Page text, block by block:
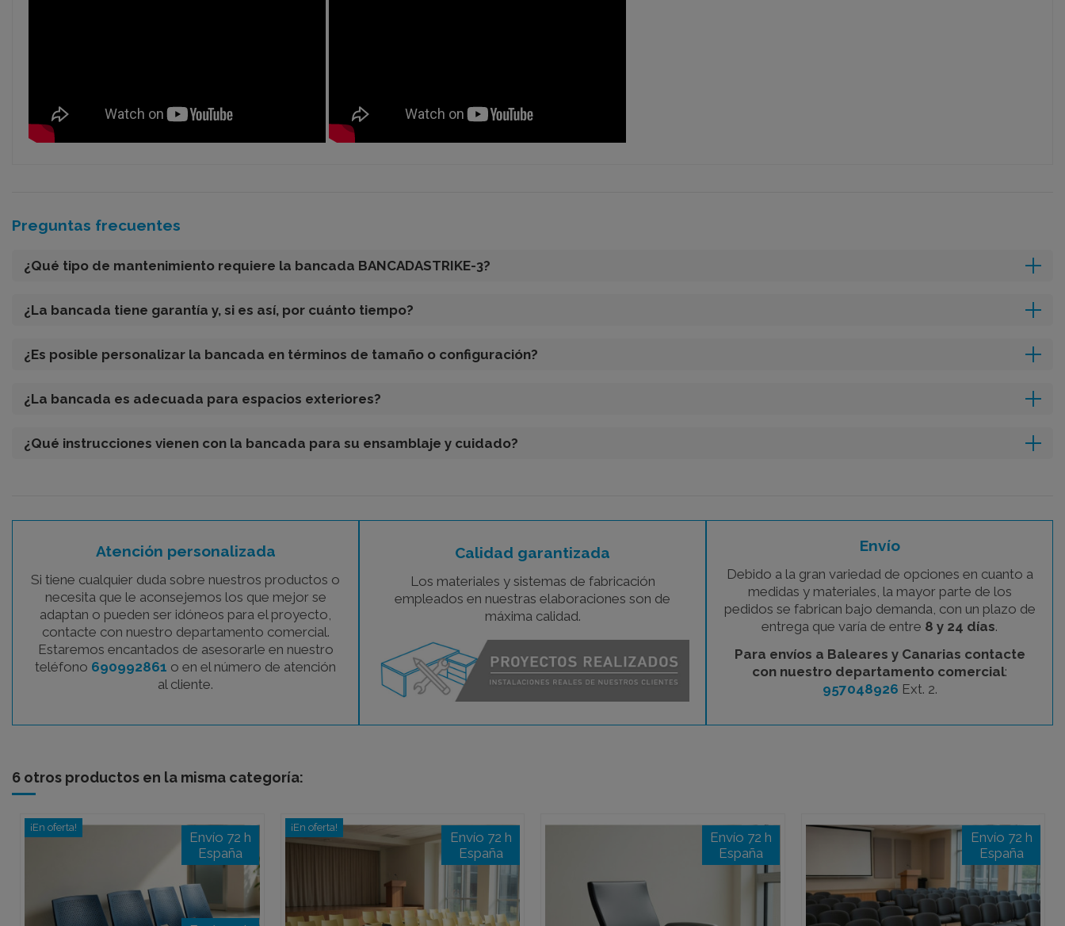
Preguntas frecuentes
¿Qué tipo de mantenimiento requiere la bancada BANCADASTRIKE-3?
¿La bancada tiene garantía y, si es así, por cuánto tiempo?
¿Es posible personalizar la bancada en términos de tamaño o configuración?
¿La bancada es adecuada para espacios exteriores?
¿Qué instrucciones vienen con la bancada para su ensamblaje y cuidado?
Atención personalizada
Si tiene cualquier duda sobre nuestros productos o
necesita que le aconsejemos los que mejor se
adaptan o pueden ser idóneos para el proyecto,
contacte con nuestro departamento comercial.
Estaremos encantados de asesorarle en nuestro
teléfono 690992861 o en el número de atención
al cliente.
Calidad garantizada
Los materiales y sistemas de fabricación
empleados en nuestras elaboraciones son de
máxima calidad.
Envío
Debido a la gran variedad de opciones en cuanto a
medidas y materiales, la mayor parte de los
pedidos se fabrican bajo demanda, con un plazo de
entrega que varía de entre 8 y 24 días.
Para envíos a Baleares y Canarias contacte
con nuestro departamento comercial:
957048926 Ext. 2.
6 otros productos en la misma categoría:
Envío 72 h
España
¡En oferta!
Envío 72 h
España
¡En oferta!
Envío 72 h
España
Envío 72 h
España